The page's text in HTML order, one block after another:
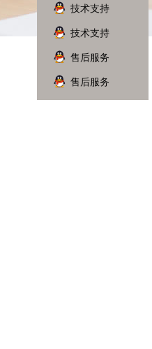
技术支持
技术支持
售后服务
售后服务